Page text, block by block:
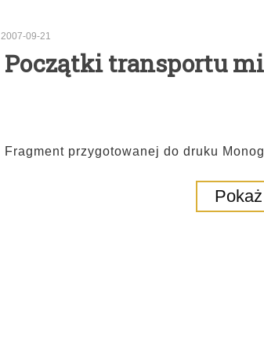
2007-09-21
Początki transportu
Fragment przygotowanej do druku